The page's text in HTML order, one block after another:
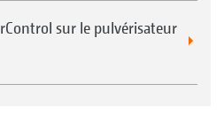
sur le pulvérisateur